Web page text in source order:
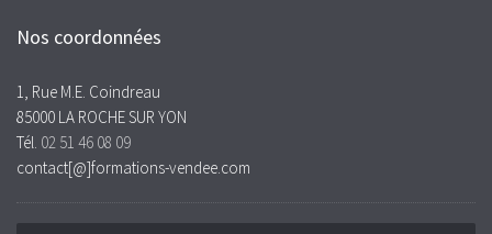
Nos coordonnées
1, Rue M.E. Coindreau
85000 LA ROCHE SUR YON
Tél. 02 51 46 08 09
contact[@]formations-vendee.com